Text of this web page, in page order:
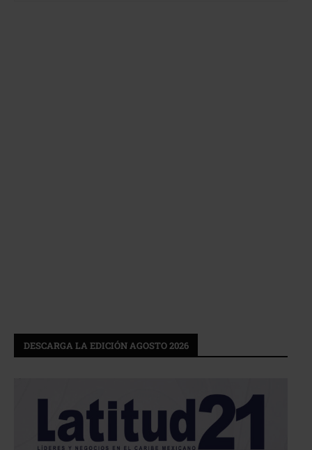
DESCARGA LA EDICIÓN AGOSTO 2026